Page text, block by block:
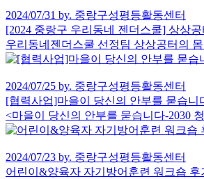
2024/07/31 by. 중랑구성평등활동센터
[2024 중랑구 우리동네 젠더스쿨] 상상
우리동네젠더스쿨 선정팀 상상공터의
2024/07/25 by. 중랑구성평등활동센터
[협력사업]마을이 당신의 안부를 묻습니
<마을이 당신의 안부를 묻습니다-2030
2024/07/23 by. 중랑구성평등활동센터
어린이&양육자 자기방어훈련 워크숍 후